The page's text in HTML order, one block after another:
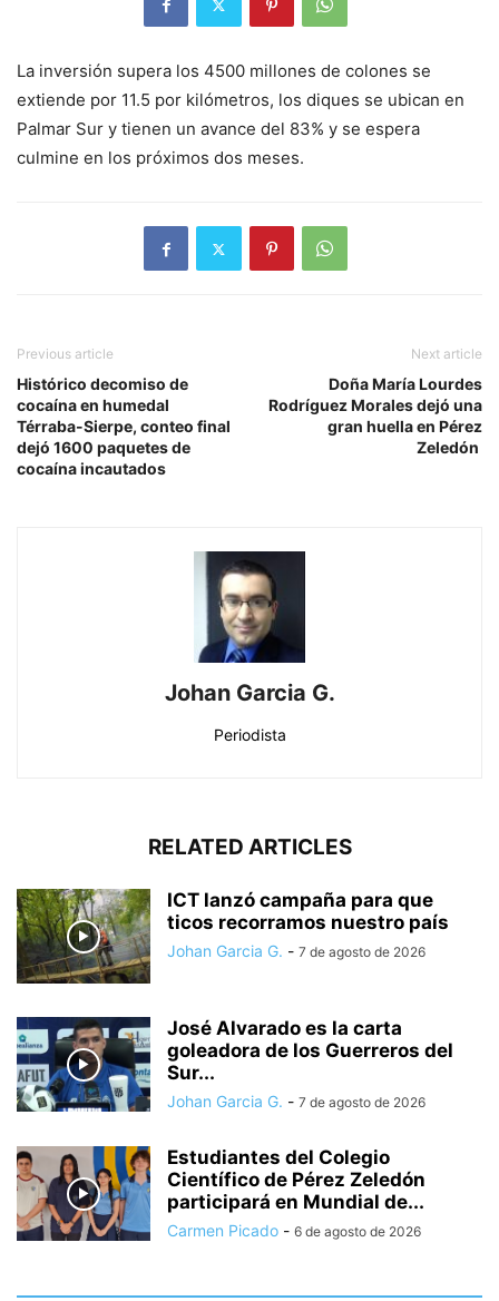
La inversión supera los 4500 millones de colones se
extiende por 11.5 por kilómetros, los diques se ubican en
Palmar Sur y tienen un avance del 83% y se espera
culmine en los próximos dos meses.
Previous article
Histórico decomiso de
cocaína en humedal
Térraba-Sierpe, conteo final
dejó 1600 paquetes de
cocaína incautados
Next article
Doña María Lourdes
Rodríguez Morales dejó una
gran huella en Pérez
Zeledón
Johan Garcia G.
Periodista
RELATED ARTICLES
ICT lanzó campaña para que
ticos recorramos nuestro país
Johan Garcia G. - 7 de agosto de 2026
José Alvarado es la carta
goleadora de los Guerreros del
Sur...
Johan Garcia G. - 7 de agosto de 2026
Estudiantes del Colegio
Científico de Pérez Zeledón
participará en Mundial de...
Carmen Picado - 6 de agosto de 2026